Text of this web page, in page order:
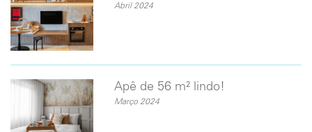
Abril 2024
Apê de 56 m² lindo!
Março 2024